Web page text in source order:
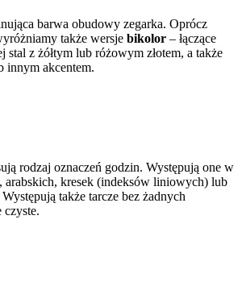
barwa obudowy zegarka. Oprócz
także wersje bikolor – łączące
stal z żółtym lub różowym złotem, a także
innym akcentem.
rodzaj oznaczeń godzin. Występują one w
kresek (indeksów liniowych) lub
także tarcze bez żadnych
czyste.